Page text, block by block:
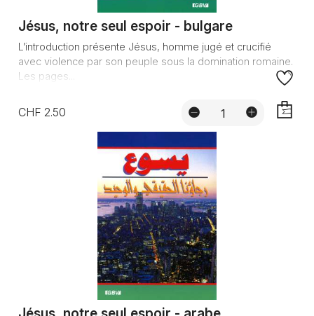
Jésus, notre seul espoir - bulgare
L’introduction présente Jésus, homme jugé et crucifié
avec violence par son peuple sous la domination romaine.
Les pages...
CHF 2.50